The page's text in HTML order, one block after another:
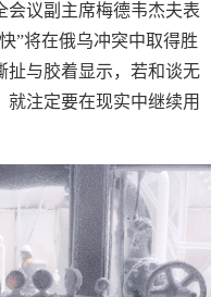
会议副主席梅德韦杰夫表
”将在俄乌冲突中取得胜
扯与胶着显示，若和谈无
注定要在现实中继续用